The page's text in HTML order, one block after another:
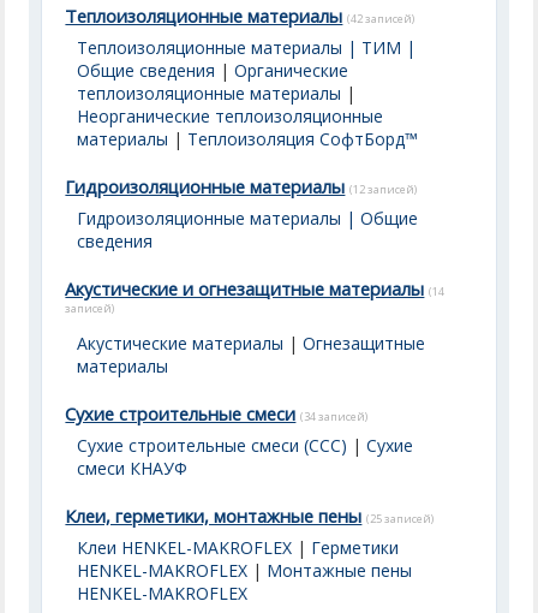
Теплоизоляционные материалы (42 записей)
Теплоизоляционные материалы | ТИМ |
Общие сведения |Органические
теплоизоляционные материалы |
Неорганические теплоизоляционные
материалы | Теплоизоляция СофтБорд™
Гидроизоляционные материалы (12 записей)
Гидроизоляционные материалы | Общие
сведения
Акустические и огнезащитные материалы (14
записей)
Акустические материалы |Огнезащитные
материалы
Сухие строительные смеси (34 записей)
Сухие строительные смеси (ССС) |Сухие
смеси КНАУФ
Клеи, герметики, монтажные пены (25 записей)
Клеи HENKEL-MAKROFLEX | Герметики
HENKEL-MAKROFLEX | Монтажные пены
HENKEL-MAKROFLEX